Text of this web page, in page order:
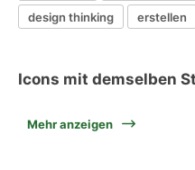
design thinking
erstellen
Icons mit demselben
Mehr anzeigen